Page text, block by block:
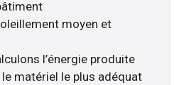
moyen et
l’énergie produite
matériel le plus adéquat